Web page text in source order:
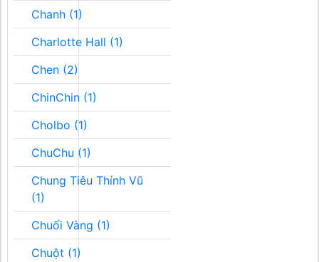
Chanh (1)
Charlotte Hall (1)
Chen (2)
ChinChin (1)
Cholbo (1)
ChuChu (1)
Chung Tiêu Thính Vũ
(1)
Chuối Vàng (1)
Chuột (1)